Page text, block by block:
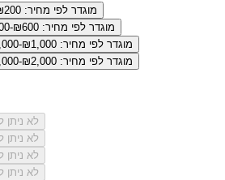
מוגדר לפי מחיר: ₪200-₪600
מוגדר לפי מחיר: ₪600-₪1,000
מוגדר לפי מחיר: ₪1,000-₪2,000
מוגדר לפי מחיר: ₪2,000-₪5,000
לא ניתן
לא ניתן
לא ניתן
לא ניתן